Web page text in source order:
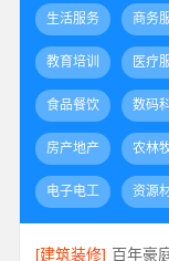
生活服务 商务
教育培训 医疗
食品餐饮 数码
房产地产 农林
电子电工 资源
[建筑装修] 百年豪